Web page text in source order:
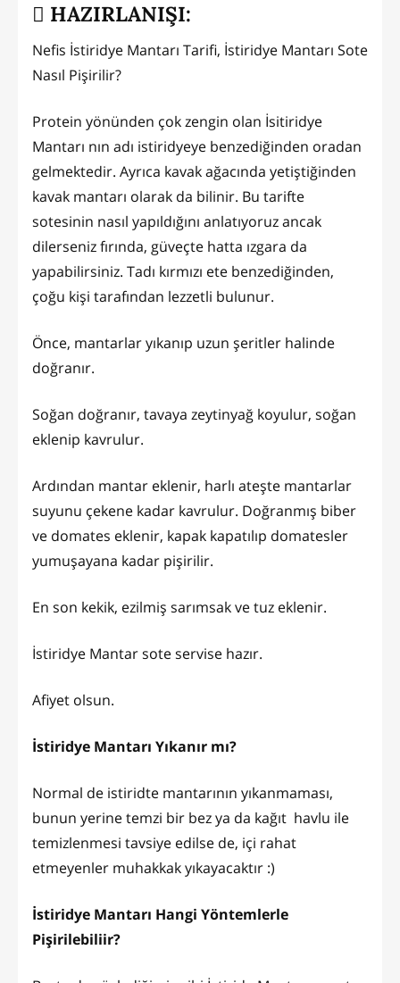
HAZIRLANIŞI:
Nefis İstiridye Mantarı Tarifi, İstiridye Mantarı Sote
Nasıl Pişirilir?
Protein yönünden çok zengin olan İsitiridye
Mantarı nın adı istiridyeye benzediğinden oradan
gelmektedir. Ayrıca kavak ağacında yetiştiğinden
kavak mantarı olarak da bilinir. Bu tarifte
sotesinin nasıl yapıldığını anlatıyoruz ancak
dilerseniz fırında, güveçte hatta ızgara da
yapabilirsiniz. Tadı kırmızı ete benzediğinden,
çoğu kişi tarafından lezzetli bulunur.
Önce, mantarlar yıkanıp uzun şeritler halinde
doğranır.
Soğan doğranır, tavaya zeytinyağ koyulur, soğan
eklenip kavrulur.
Ardından mantar eklenir, harlı ateşte mantarlar
suyunu çekene kadar kavrulur. Doğranmış biber
ve domates eklenir, kapak kapatılıp domatesler
yumuşayana kadar pişirilir.
En son kekik, ezilmiş sarımsak ve tuz eklenir.
İstiridye Mantar sote servise hazır.
Afiyet olsun.
İstiridye Mantarı Yıkanır mı?
Normal de istiridte mantarının yıkanmaması,
bunun yerine temzi bir bez ya da kağıt havlu ile
temizlenmesi tavsiye edilse de, içi rahat
etmeyenler muhakkak yıkayacaktır :)
İstiridye Mantarı Hangi Yöntemlerle
Pişirilebiliir?